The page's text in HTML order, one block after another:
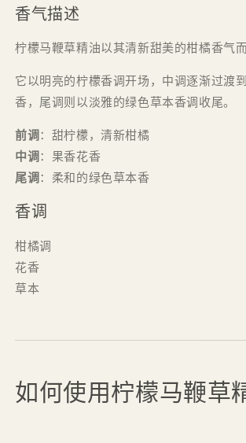
香气描述
柠檬马鞭草精油以其清新甜美的柑橘香气而
它以明亮的柠檬香调开场，中调逐渐过渡
香，尾调则以淡雅的绿色草本香调收尾。
前调 ：甜柠檬，清新柑橘
中调 ：果香花香
尾调 ：柔和的绿色草本香
香调
柑橘调
花香
草本
如何使用柠檬马鞭草